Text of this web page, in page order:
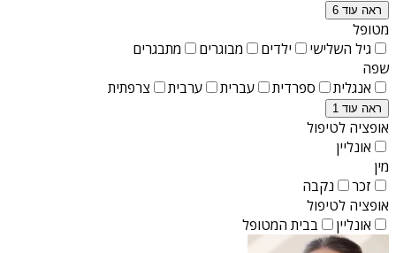
ראה עוד 6
מטופל
גיל השלישי
ילדים מבוגרים
מתבגרים
שפה
אנגלית
ספרדית עברית ערבית צרפתית
ראה עוד 1
אופציה לטיפול
אונליין
מין
זכר
נקבה
אופציה לטיפול
אונליין
בבית המטופל